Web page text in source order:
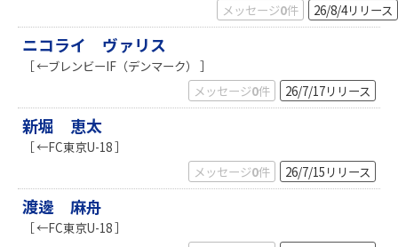
メッセージ0件 26/8/4リリース
ニコライ ヴァリス
［ ←ブレンビーIF（デンマーク） ］
メッセージ0件 26/7/17リリース
新堀 恵太
［ ←FC東京U-18 ］
メッセージ0件 26/7/15 リリース
渡邊 麻舟
［ ←FC東京U-18 ］